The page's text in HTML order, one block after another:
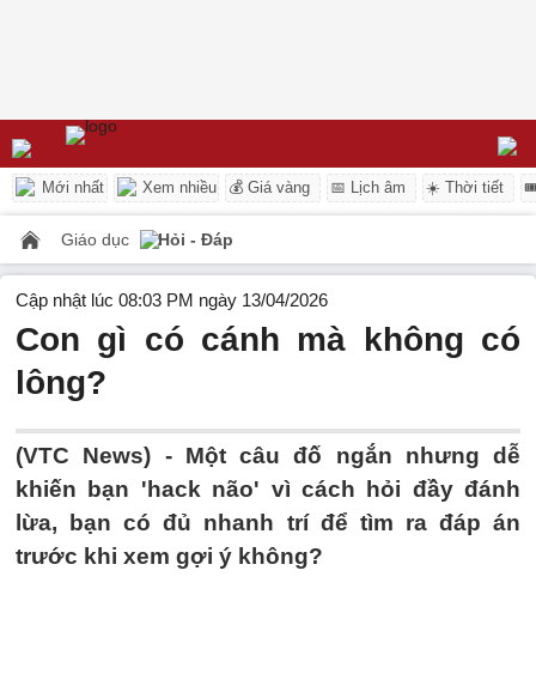
Mới nhất Xem nhiều 💰 Giá vàng 📅 Lịch âm ☀️ Thời tiết
Giáo dục Hỏi - Đáp
Cập nhật lúc 08:03 PM ngày 13/04/2026
Con gì có cánh mà không có
lông?
(VTC News) - Một câu đố ngắn nhưng dễ
khiến bạn 'hack não' vì cách hỏi đầy đánh
lừa, bạn có đủ nhanh trí để tìm ra đáp án
trước khi xem gợi ý không?